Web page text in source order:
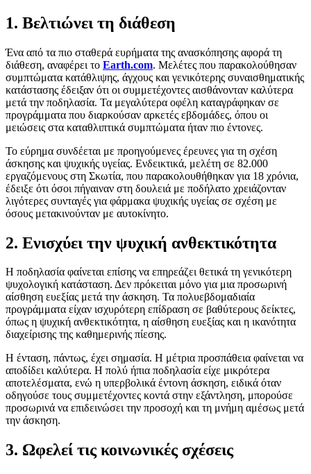
1. Βελτιώνει τη διάθεση
Ένα από τα πιο σταθερά ευρήματα της ανασκόπησης αφορά τη
διάθεση, αναφέρει το Earth.com. Μελέτες που παρακολούθησαν
συμπτώματα κατάθλιψης, άγχους και γενικότερης συναισθηματικής
κατάστασης έδειξαν ότι οι συμμετέχοντες αισθάνονταν καλύτερα
μετά την ποδηλασία. Τα μεγαλύτερα οφέλη καταγράφηκαν σε
προγράμματα που διαρκούσαν αρκετές εβδομάδες, όπου οι
μειώσεις στα καταθλιπτικά συμπτώματα ήταν πιο έντονες.
Το εύρημα συνδέεται με προηγούμενες έρευνες για τη σχέση
άσκησης και ψυχικής υγείας. Ενδεικτικά, μελέτη σε 82.000
εργαζόμενους στη Σκωτία, που παρακολουθήθηκαν για 18 χρόνια,
έδειξε ότι όσοι πήγαιναν στη δουλειά με ποδήλατο χρειάζονταν
λιγότερες συνταγές για φάρμακα ψυχικής υγείας σε σχέση με
όσους μετακινούνταν με αυτοκίνητο.
2. Ενισχύει την ψυχική ανθεκτικότητα
Η ποδηλασία φαίνεται επίσης να επηρεάζει θετικά τη γενικότερη
ψυχολογική κατάσταση. Δεν πρόκειται μόνο για μια προσωρινή
αίσθηση ευεξίας μετά την άσκηση. Τα πολυεβδομαδιαία
προγράμματα είχαν ισχυρότερη επίδραση σε βαθύτερους δείκτες,
όπως η ψυχική ανθεκτικότητα, η αίσθηση ευεξίας και η ικανότητα
διαχείρισης της καθημερινής πίεσης.
Η ένταση, πάντως, έχει σημασία. Η μέτρια προσπάθεια φαίνεται να
αποδίδει καλύτερα. Η πολύ ήπια ποδηλασία είχε μικρότερα
αποτελέσματα, ενώ η υπερβολικά έντονη άσκηση, ειδικά όταν
οδηγούσε τους συμμετέχοντες κοντά στην εξάντληση, μπορούσε
προσωρινά να επιδεινώσει την προσοχή και τη μνήμη αμέσως μετά
την άσκηση.
3. Ωφελεί τις κοινωνικές σχέσεις